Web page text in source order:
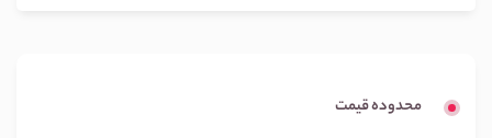
محدوده قیمت